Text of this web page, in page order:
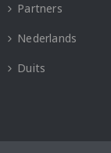
Partners
Nederlands
Duits